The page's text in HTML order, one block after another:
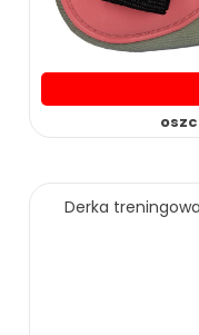
Derka treningowa